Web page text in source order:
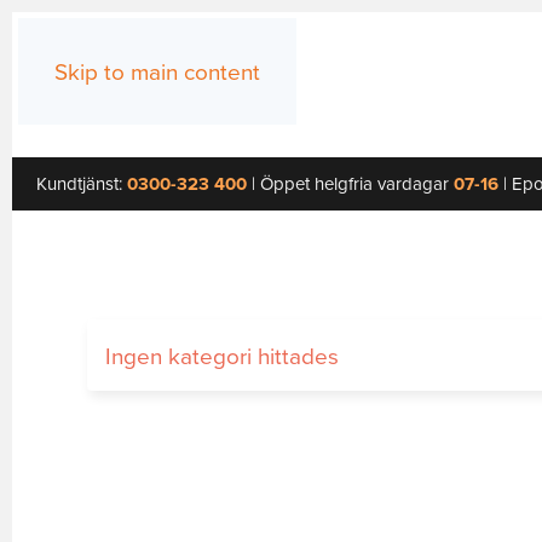
Skip to main content
Kundtjänst:0300-323 400 | Öppet helgfria vardagar07-16 |
Ingen kategori hittades